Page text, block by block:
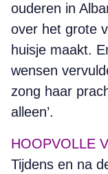
ouderen in
over het grote
huisje maakt.
wensen
zong haar
alleen’.
HOOPVOLLE
Tijdens en na